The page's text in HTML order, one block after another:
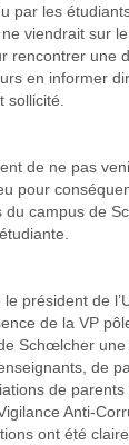
par les
ne viendrait sur
rencontrer une
en informer
sollicité.
de ne pas
pour
du campus de
le président de
de la VP
Schœlcher une
de
de parents
Anti-
ont été